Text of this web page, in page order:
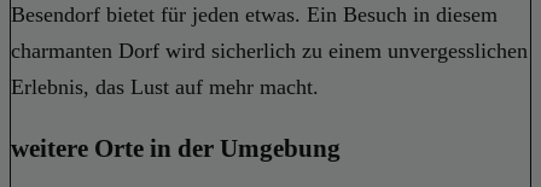
Besendorf bietet für jeden etwas. Ein Besuch in diesem
charmanten Dorf wird sicherlich zu einem unvergesslichen
Erlebnis, das Lust auf mehr macht.
weitere Orte in der Umgebung